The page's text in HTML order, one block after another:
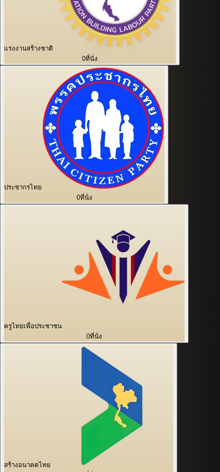
แรงงานสร้างชาติ
0ที่นั่ง
ประชากรไทย
0ที่นั่ง
ครูไทยเพื่อประชาชน
0ที่นั่ง
สร้างอนาคตไทย